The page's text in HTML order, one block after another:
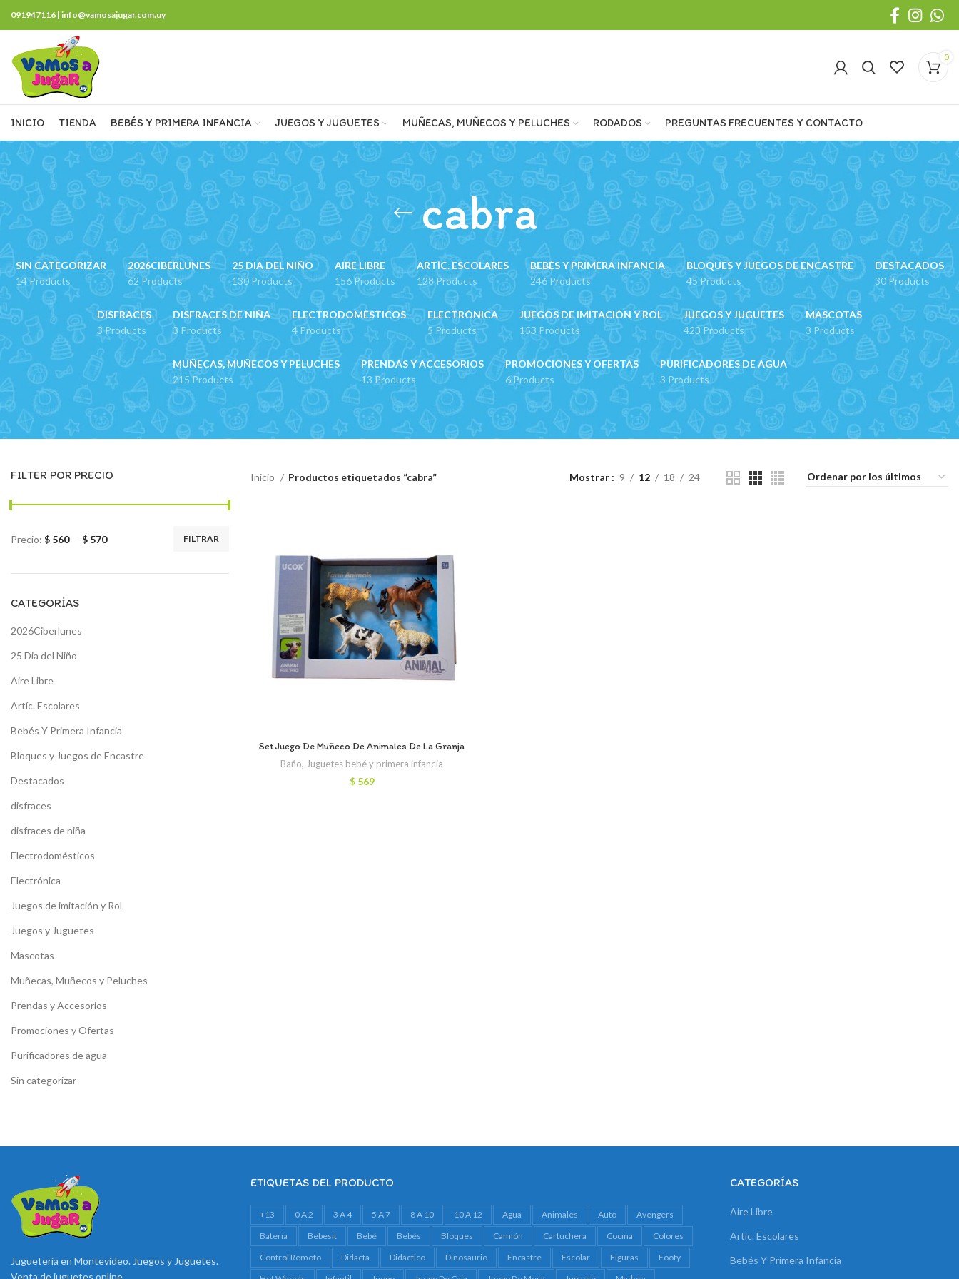
091947116 | info@vamosajugar.com.uy
0
INICIO TIENDA BEBÉS Y PRIMERA INFANCIA JUEGOS Y JUGUETES MUÑECAS, MUÑECOS Y PELUCHES RODADOS PREGUNTAS FRECUENTES Y CONTACTO
cabra
SIN CATEGORIZAR
14 Products
2026CIBERLUNES
62 Products
25 DIA DEL NIÑO
130 Products
AIRE LIBRE
156 Products
ARTÍC. ESCOLARES
128 Products
BEBÉS Y PRIMERA INFANCIA
246 Products
BLOQUES Y JUEGOS DE ENCASTRE
45 Products
DESTACADOS
30 Products
DISFRACES
3 Products
DISFRACES DE NIÑA
3 Products
ELECTRODOMÉSTICOS
4 Products
ELECTRÓNICA
5 Products
JUEGOS DE IMITACIÓN Y ROL
153 Products
JUEGOS Y JUGUETES
423 Products
MASCOTAS
3 Products
MUÑECAS, MUÑECOS Y PELUCHES
215 Products
PRENDAS Y ACCESORIOS
13 Products
PROMOCIONES Y OFERTAS
6 Products
PURIFICADORES DE AGUA
3 Products
FILTER POR PRECIO
FILTRAR
Precio: $ 560— $ 570
CATEGORÍAS
2026Ciberlunes
25 Dia del Niño
Aire Libre
Artíc. Escolares
Bebés Y Primera Infancia
Bloques y Juegos de Encastre
Destacados
disfraces
disfraces de niña
Electrodomésticos
Electrónica
Juegos de imitación y Rol
Juegos y Juguetes
Mascotas
Muñecas, Muñecos y Peluches
Prendas y Accesorios
Promociones y Ofertas
Purificadores de agua
Sin categorizar
Inicio Productos etiquetados “cabra” Mostrar 9 12 18 24
Set Juego De Muñeco De Animales De La Granja
Baño, Juguetes bebé y primera infancia
$569
Juguetería en Montevideo. Juegos y Juguetes.
Venta de juguetes online
ETIQUETAS DEL PRODUCTO
+13 0 A 2 3 A 4 5 A 7 8 A 10 10 A 12 Agua Animales Auto
Avengers
Bateria
Bebesit Bebé Bebés Bloques Camión Cartuchera Cocina
Colores
Control Remoto
Didacta Didáctico Dinosaurio Encastre Escolar Figuras
Footy
CATEGORÍAS
Aire Libre
Artíc. Escolares
Bebés Y Primera Infancia